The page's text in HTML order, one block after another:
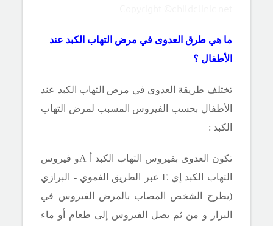
ما هي طرق العدوى في مرض التهاب الكبد عند
الأطفال ؟
تختلف طريقة العدوى في مرض التهاب الكبد عند
الأطفال بحسب الفيروس المسبب لمرض التهاب
الكبد :
تكون العدوى بفيروس التهاب الكبد أ
Aو فيروس
التهاب الكبد إي E
عبر الطريق الفموي - البرازي
(يطرح الشخص المصاب بالمرض الفيروس في
البراز و من ثم يصل الفيروس إلى طعام أو ماء